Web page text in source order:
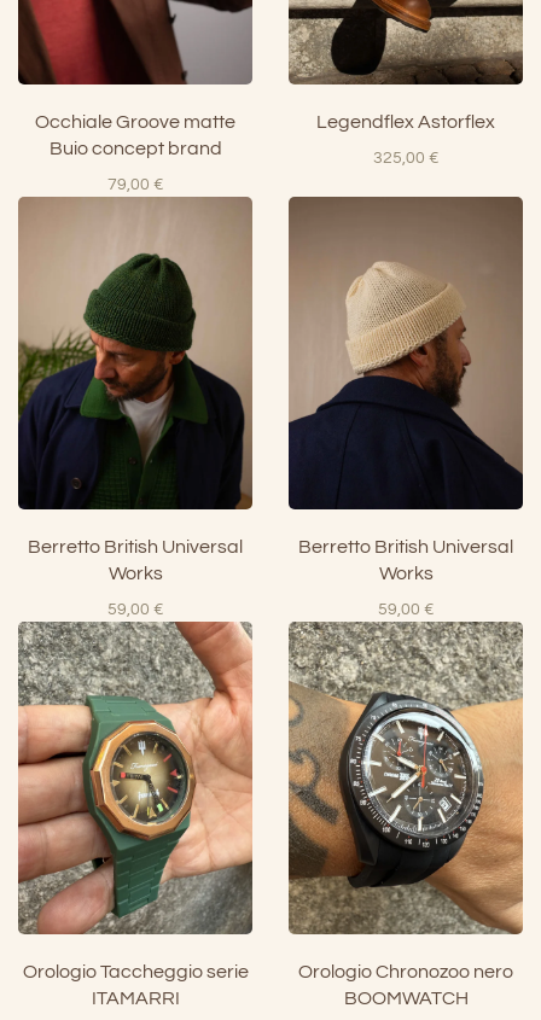
Occhiale Groove matte
Buio concept brand
79,00 €
Legendflex Astorflex
325,00 €
Berretto British Universal
Works
59,00 €
Berretto British Universal
Works
59,00 €
Orologio Taccheggio serie
ITAMARRI
Orologio Chronozoo nero
BOOMWATCH